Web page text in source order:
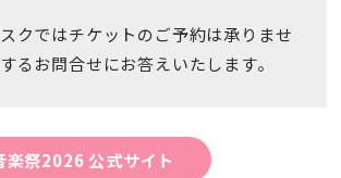
クではチケットのご予約は承りませ
るお問合せにお答えいたします。
楽祭2026 公式サイト